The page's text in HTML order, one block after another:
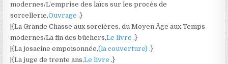
modernes/L’emprise des laïcs sur les procès de
sorcellerie,Ouvrage.}
|{La Grande Chasse aux sorcières, du Moyen Âge aux Temps
modernes/La fin des bûchers,Le livre.}
|{La josacine empoisonnée,(la couverture).}
|{La juge de trente ans,Le livre.}